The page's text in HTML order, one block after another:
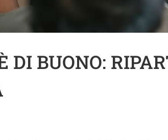
DI BUONO: